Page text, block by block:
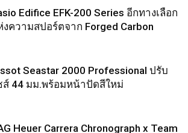
Edifice EFK-200 Series อีกทางเลือก
งความสปอร์ตจาก Forged Carbon
Seastar 2000 Professional ปรับ
ส์ 44 มม.พร้อมหน้าปัดสีใหม่
Heuer Carrera Chronograph x Team